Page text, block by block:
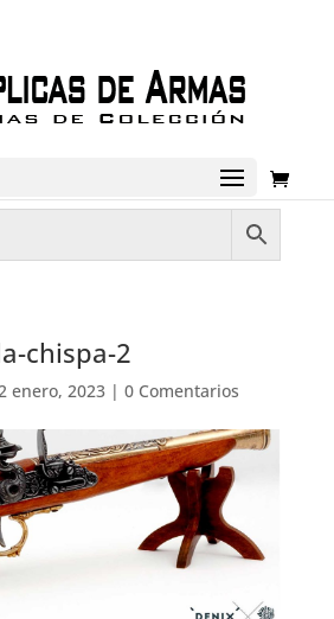
chispa-2
enero, 2023| 0 Comentarios